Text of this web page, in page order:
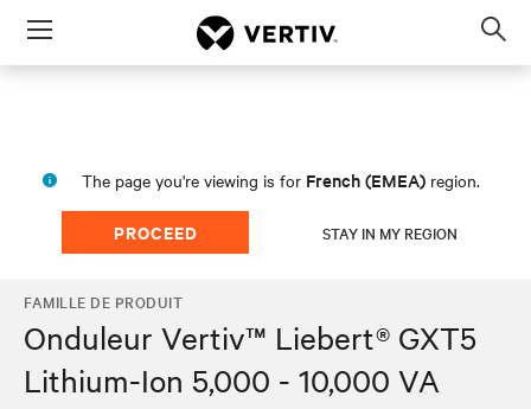
Menu
The page you're viewing is for French (EMEA) region.
PROCEED STAY IN MY REGION
FAMILLE DE PRODUIT
Onduleur Vertiv™ Liebert® GXT5
Lithium-Ion 5,000 - 10,000 VA